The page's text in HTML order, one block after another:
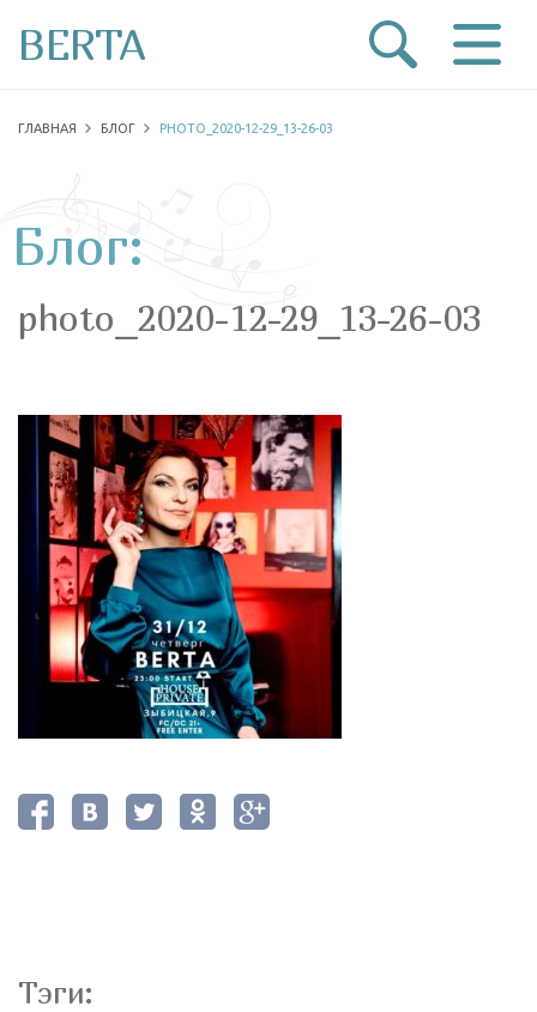
BERTA
ГЛАВНАЯ БЛОГ PHOTO_2020-12-29_13-26-03
Блог:
photo_2020-12-29_13-26-03
Тэги: